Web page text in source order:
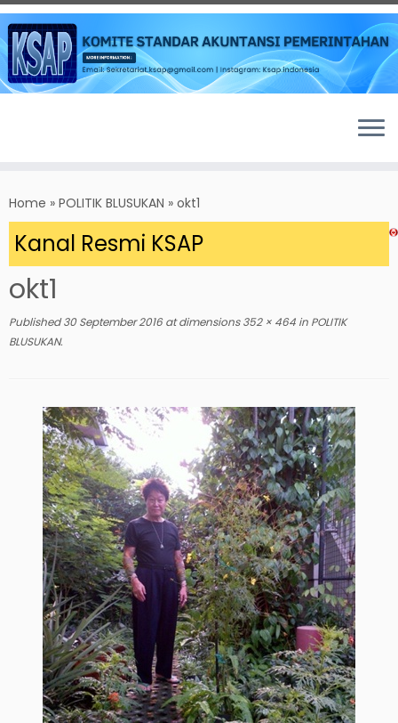
to
content
Home » POLITIK BLUSUKAN » okt1
Resmi KSAP
okt1
Published 30 September 2016at dimensions352 × 464 in POLITIK
BLUSUKAN.